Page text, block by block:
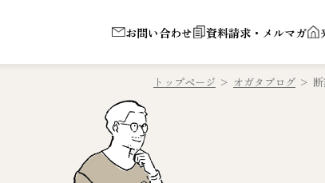
お問い合わせ 資料請求・メルマガ
トップページ > オガタブログ >